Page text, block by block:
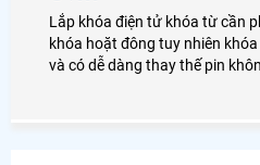
Lắp khóa điện tử khóa từ cần
khóa hoặt đông tuy nhiên
và có dễ dàng thay thế pin